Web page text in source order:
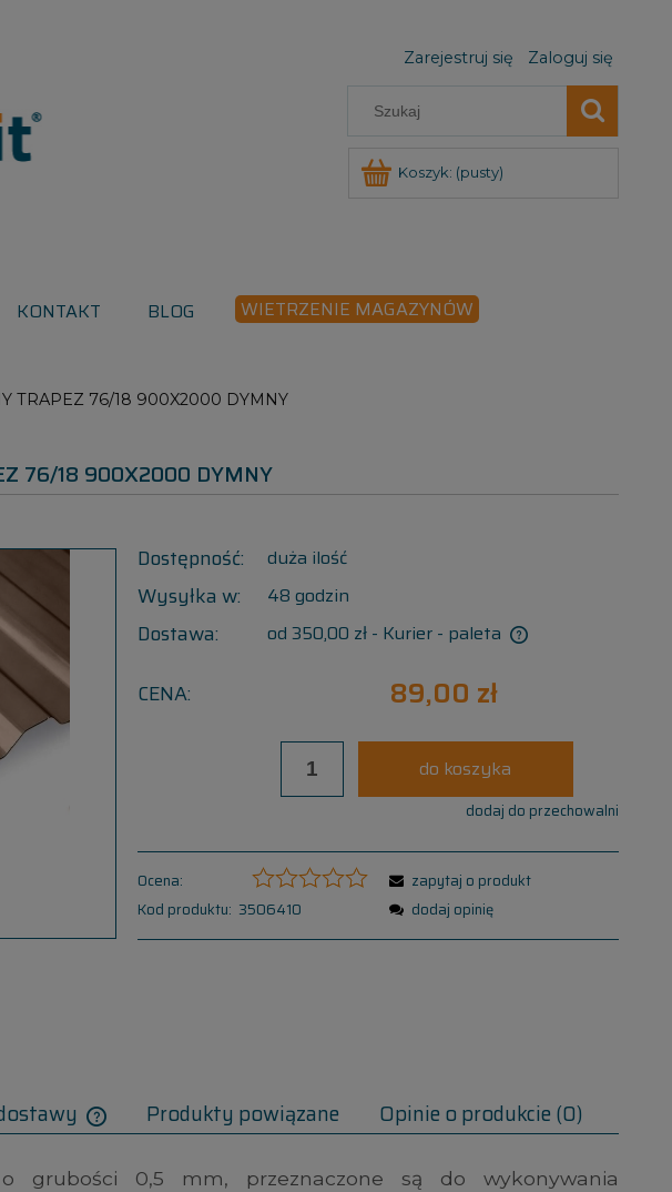
Zarejestruj się Zaloguj się
Koszyk: (pusty)
KONTAKT BLOG WIETRZENIE MAGAZYNÓW
TRAPEZ 76/18 900X2000 DYMNY
76/18 900X2000 DYMNY
Dostępność: duża ilość
Wysyłka w: 48 godzin
Dostawa: od 350,00 zł - Kurier - paleta
CENA: 89,00 zł
do koszyka
dodaj do przechowalni
Ocena:
Kod produktu: 3506410
zapytaj o produkt
dodaj opinię
Produkty powiązane Opinie o produkcie (0)
grubości 0,5 mm, przeznaczone są do wykonywania